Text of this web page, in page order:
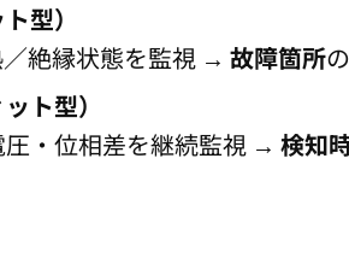
型）
絶縁状態を監視 → 故障箇所
ト型）
・位相差を継続監視 → 検知